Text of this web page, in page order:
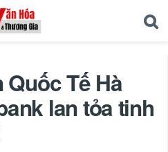
Tế Hà
lan tỏa tinh